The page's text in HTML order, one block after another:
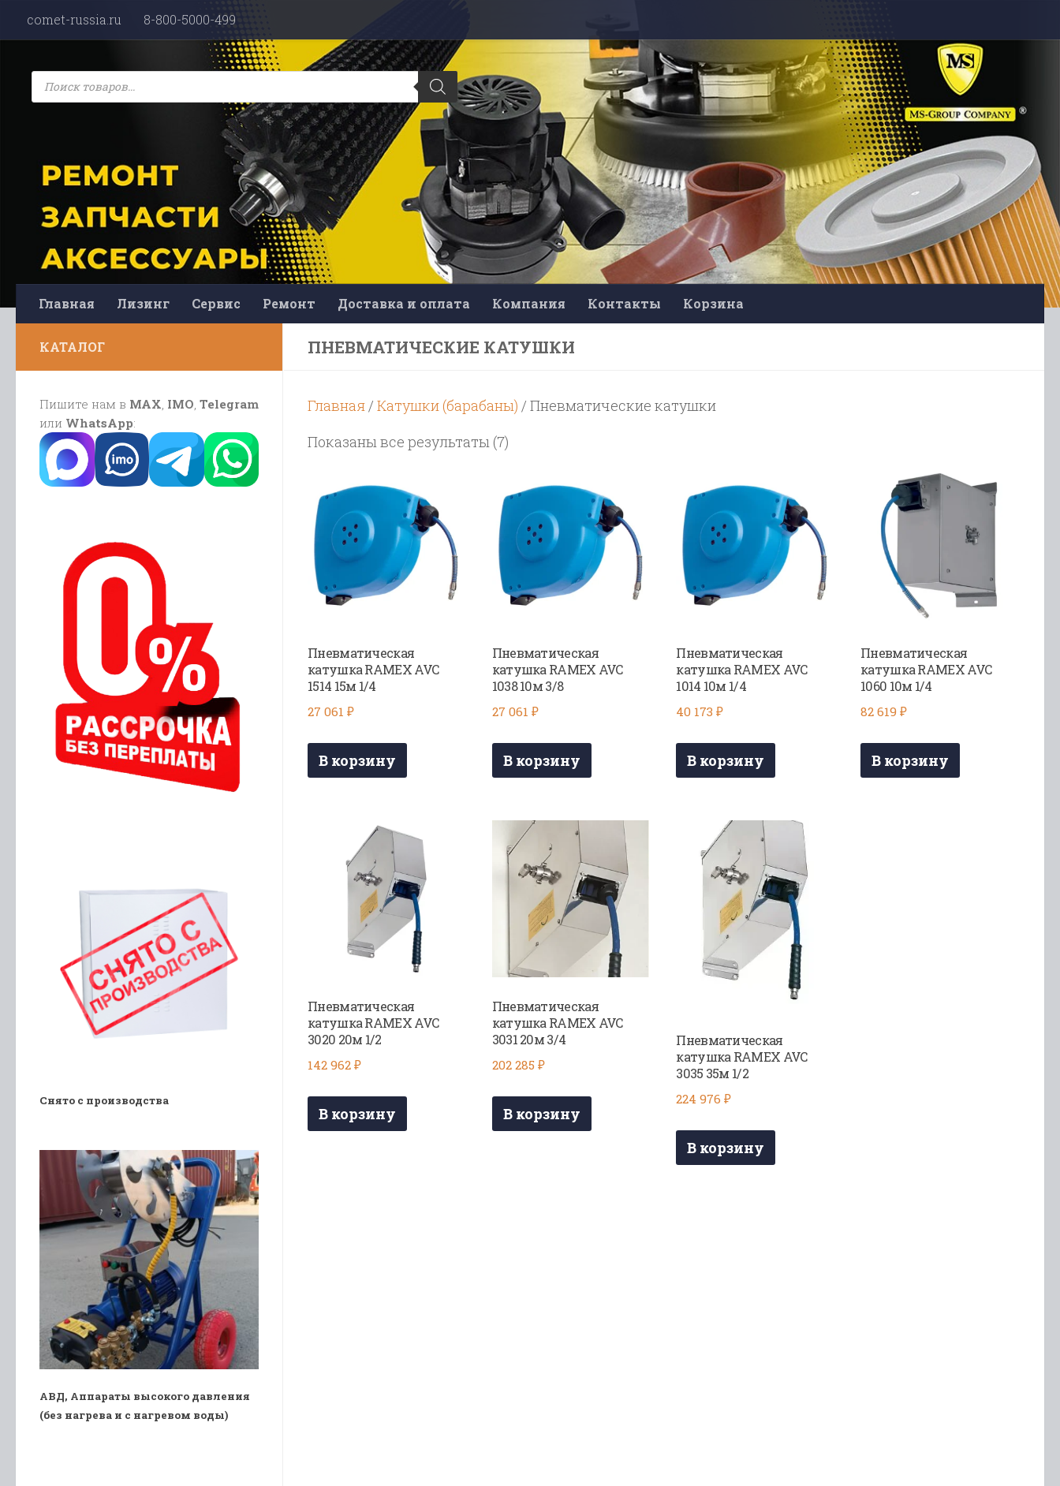
Перейти к содержимому
comet-russia.ru 8-800-5000-499
Поиск
товаров
Главная Лизинг Сервис Ремонт Доставка и оплата Компания Контакты Корзина
ПНЕВМАТИЧЕСКИЕ КАТУШКИ
Главная / Катушки (барабаны) / Пневматические катушки
Показаны все результаты (7)
возрастанию
Пневматическая
катушка RAMEX AVC
1514 15м 1/4
27 061 ₽
В корзину
Пневматическая
катушка RAMEX AVC
1038 10м 3/8
27 061 ₽
В корзину
Пневматическая
катушка RAMEX AVC
1014 10м 1/4
40 173₽
В корзину
Пневматическая
катушка RAMEX AVC
1060 10м 1/4
82 619₽
В корзину
Пневматическая
катушка RAMEX AVC
3020 20м 1/2
142 962 ₽
В корзину
Пневматическая
катушка RAMEX AVC
3031 20м 3/4
202 285 ₽
В корзину
Пневматическая
катушка RAMEX AVC
3035 35м 1/2
224 976₽
В корзину
КАТАЛОГ
Пишите нам в MAX IMO Telegram
или WhatsApp:
Снято с производства
АВД, Аппараты высокого давления
(без нагрева и с нагревом воды)